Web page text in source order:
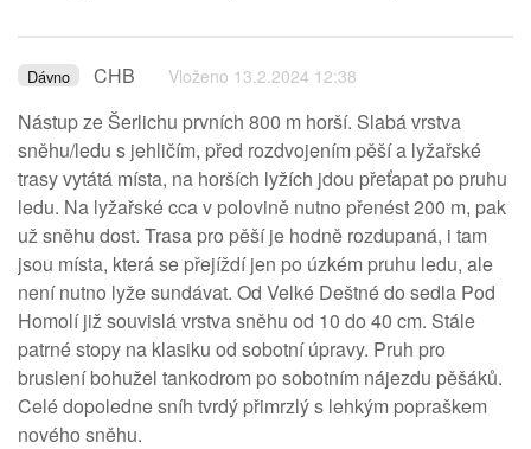
Dávno CHB Vloženo 13.2.2024 12:38
Nástup ze Šerlichu prvních 800 m horší. Slabá vrstva
sněhu/ledu s jehličím, před rozdvojením pěší a lyžařské
trasy vytátá místa, na horších lyžích jdou přeťapat po pruhu
ledu. Na lyžařské cca v polovině nutno přenést 200 m, pak
už sněhu dost. Trasa pro pěší je hodně rozdupaná, i tam
jsou místa, která se přejíždí jen po úzkém pruhu ledu, ale
není nutno lyže sundávat. Od Velké Deštné do sedla Pod
Homolí již souvislá vrstva sněhu od 10 do 40 cm. Stále
patrné stopy na klasiku od sobotní úpravy. Pruh pro
bruslení bohužel tankodrom po sobotním nájezdu pěšáků.
Celé dopoledne sníh tvrdý přimrzlý s lehkým popraškem
nového sněhu.